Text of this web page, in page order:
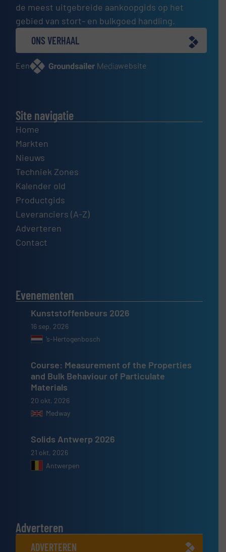
de meest uitgebreide aankoopgids op het
gebied van stort- en bulkgoed handling.
ONS VERHAAL
Een website
Site navigatie
Home
Markten
Nieuws
Techniek Zones
Kalender old
Productgids
Leveranciers (A-Z)
Adverteren
Contact
Evenementen
Kunststoffenbeurs 2026
16 sep, 2026
’s-Hertogenbosch
Course: Measurement of the Properties
and Bulk Behaviour of Particulate
Materials
20 okt, 2026
Medway
Solids Antwerp 2026
21 okt, 2026
Antwerpen
Adverteren
ADVERTEREN